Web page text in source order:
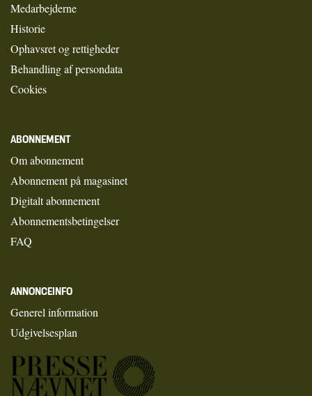
Medarbejderne
Historie
Ophavsret og rettigheder
Behandling af persondata
Cookies
ABONNEMENT
Om abonnement
Abonnement på magasinet
Digitalt abonnement
Abonnementsbetingelser
FAQ
ANNONCEINFO
Generel information
Udgivelsesplan